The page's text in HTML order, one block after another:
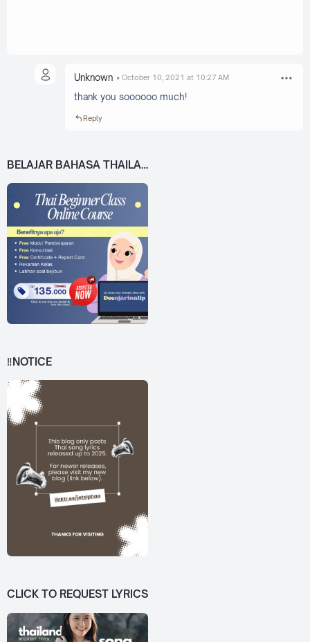
Unknown October 10, 2021 at 10:27 AM
thank you soooooo much!
Reply
BELAJAR BAHASA THAILAND DARI 0!
‼️NOTICE
CLICK TO REQUEST LYRICS